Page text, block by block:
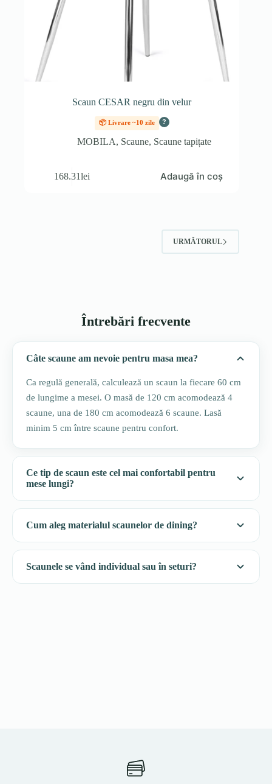
Scaun CESAR negru din velur
📦 Livrare ~10 zile ?
MOBILA, Scaune, Scaune tapițate
168.31lei Adaugă în coș
URMĂTORUL
Întrebări frecvente
Câte scaune am nevoie pentru masa mea?
Ca regulă generală, calculează un scaun la fiecare 60 cm
de lungime a mesei. O masă de 120 cm acomodează 4
scaune, una de 180 cm acomodează 6 scaune. Lasă
minim 5 cm între scaune pentru confort.
Ce tip de scaun este cel mai confortabil pentru
mese lungi?
Cum aleg materialul scaunelor de dining?
Scaunele se vând individual sau în seturi?